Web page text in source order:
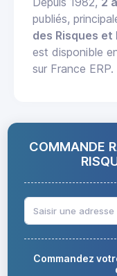
publiés,
des Risques et
est disponible
sur France ERP.
COMMANDE
Commandez